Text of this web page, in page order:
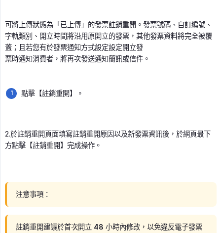
可將上傳狀態為「已上傳」的發票註銷重開。發票號碼、自訂編號、
字軌類別、開立時間將沿用原開立的發票，其他發票資料將完全被覆
蓋；且若您有於發票通知方式設定設定開立發
票時通知消費者，將再次發送通知簡訊或信件。
點擊【註銷重開】。
2.於註銷重開頁面填寫註銷重開原因以及新發票資訊後，於網頁最下
方點擊【註銷重開】完成操作。
注意事項：
註銷重開建議於首次開立 48 小時內修改，以免違反電子發票